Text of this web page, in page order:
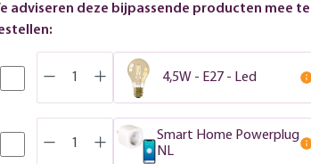
adviseren deze bijpassende producten mee te
4,5W - E27 - Led
Smart Home Powerplug
NL